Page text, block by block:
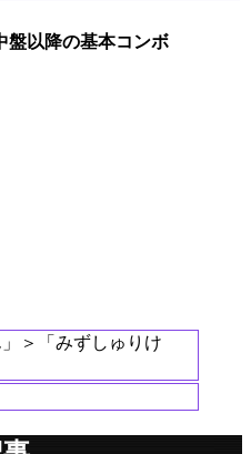
盤以降の基本コンボ
」＞「みずしゅりけ